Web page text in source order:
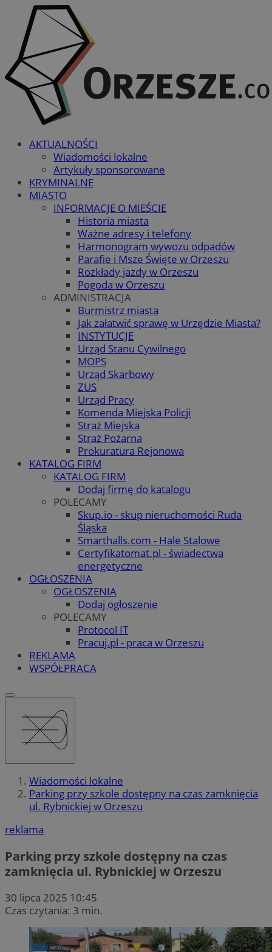
AKTUALNOŚCI
Wiadomości lokalne
Artykuły sponsorowane
KRYMINALNE
MIASTO
INFORMACJE O MIEŚCIE
Historia miasta
Ważne adresy i telefony
Harmonogram wywozu odpadów
Parafie i Msze Święte w Orzeszu
Rozkłady jazdy w Orzeszu
Pogoda w Orzeszu
ADMINISTRACJA
Burmistrz miasta
Jak załatwić sprawę w Urzędzie Miasta?
INSTYTUCJE
Urząd Stanu Cywilnego
MOPS
Urząd Skarbowy
ZUS
Urząd Pracy
Komenda Miejska Policji
Straż Miejska
Straż Pożarna
Prokuratura Rejonowa
KATALOG FIRM
KATALOG FIRM
Dodaj firmę do katalogu
POLECAMY
Skup.io - skup nieruchomości Ruda
Śląska
Smarthalls.com - Hale Stalowe
Certyfikatomat.pl - świadectwa
energetyczne
OGŁOSZENIA
OGŁOSZENIA
Dodaj ogłoszenie
POLECAMY
Protocol IT
Pracuj.pl - praca w Orzeszu
REKLAMA
WSPÓŁPRACA
Wiadomości lokalne
Parking przy szkole dostępny na czas zamknięcia
ul. Rybnickiej w Orzeszu
reklama
Parking przy szkole dostępny na czas
zamknięcia ul. Rybnickiej w Orzeszu
30 lipca 2025 10:45
Czas czytania: 3 min.